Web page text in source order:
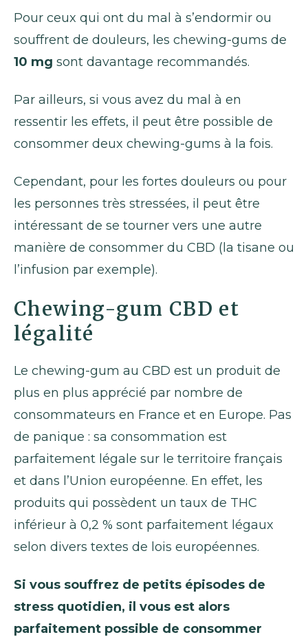
Pour ceux qui ont du mal à s’endormir ou
souffrent de douleurs, les chewing-gums de
10 mg sont davantage recommandés.
Par ailleurs, si vous avez du mal à en
ressentir les effets, il peut être possible de
consommer deux chewing-gums à la fois.
Cependant, pour les fortes douleurs ou pour
les personnes très stressées, il peut être
intéressant de se tourner vers une autre
manière de consommer du CBD (la tisane ou
l’infusion par exemple).
Chewing-gum CBD et
légalité
Le chewing-gum au CBD est un produit de
plus en plus apprécié par nombre de
consommateurs en France et en Europe. Pas
de panique : sa consommation est
parfaitement légale sur le territoire français
et dans l’Union européenne. En effet, les
produits qui possèdent un taux de THC
inférieur à 0,2 % sont parfaitement légaux
selon divers textes de lois européennes.
Si vous souffrez de petits épisodes de
stress quotidien, il vous est alors
parfaitement possible de consommer